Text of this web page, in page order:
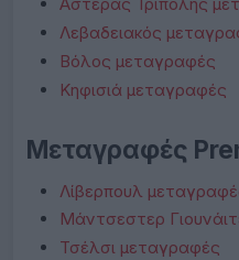
Αστέρας Τρίπολης
Λεβαδειακός
Βόλος μεταγραφές
Κηφισιά μεταγραφές
Μεταγραφές
Λίβερπουλ
Μάντσεστερ
Τσέλσι μεταγραφές